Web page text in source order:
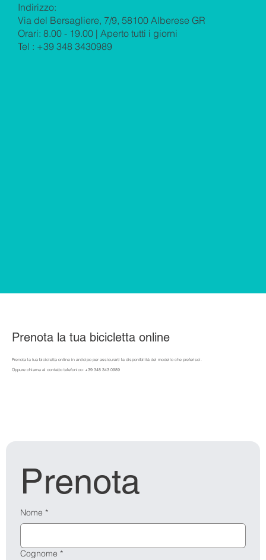
Prenota la tua bicicletta online
Prenota la tua bicicletta online in anticipo per assicurarti la disponibilità del modello che preferisci.
Oppure chiama al contatto telefonico: +39 348 343 0989
Prenota
Nome *
Cognome *
Indirizzo:
Via del Bersagliere, 7/9, 58100 Alberese GR
Orari: 8.00 - 19.00 | Aperto tutti i giorni
Tel : +39 348 3430989